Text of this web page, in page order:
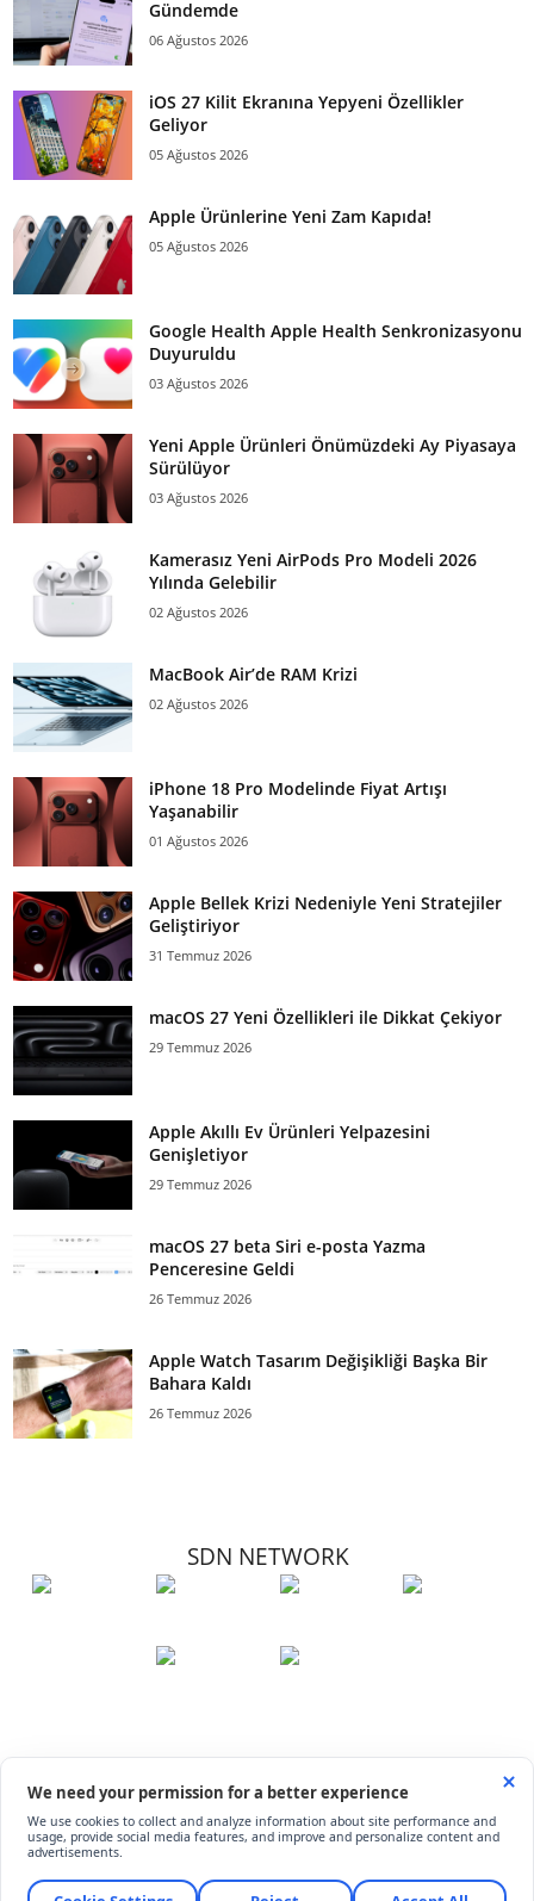
Gündemde
06 Ağustos 2026
iOS 27 Kilit Ekranına Yepyeni Özellikler
Geliyor
05 Ağustos 2026
Apple Ürünlerine Yeni Zam Kapıda!
05 Ağustos 2026
Google Health Apple Health Senkronizasyonu
Duyuruldu
03 Ağustos 2026
Yeni Apple Ürünleri Önümüzdeki Ay Piyasaya
Sürülüyor
03 Ağustos 2026
Kamerasız Yeni AirPods Pro Modeli 2026
Yılında Gelebilir
02 Ağustos 2026
MacBook Air’de RAM Krizi
02 Ağustos 2026
iPhone 18 Pro Modelinde Fiyat Artışı
Yaşanabilir
01 Ağustos 2026
Apple Bellek Krizi Nedeniyle Yeni Stratejiler
Geliştiriyor
31 Temmuz 2026
macOS 27 Yeni Özellikleri ile Dikkat Çekiyor
29 Temmuz 2026
Apple Akıllı Ev Ürünleri Yelpazesini
Genişletiyor
29 Temmuz 2026
macOS 27 beta Siri e-posta Yazma
Penceresine Geldi
26 Temmuz 2026
Apple Watch Tasarım Değişikliği Başka Bir
Bahara Kaldı
26 Temmuz 2026
SDN NETWORK